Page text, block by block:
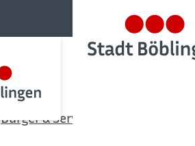
Bürger & Service